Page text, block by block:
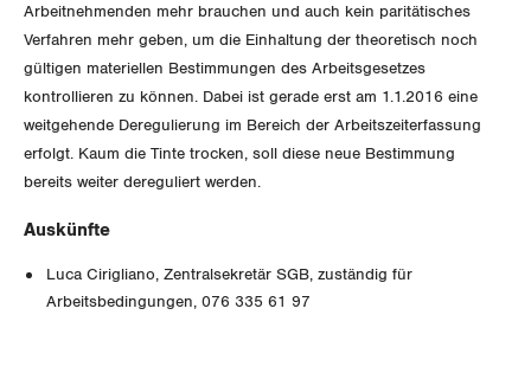
Bestellformular
Feministische Kommission
Jugendkommission
Migrationskommission
Rentner:innen-Kommission
KANTONALE BÜNDE
Genf
ANGESCHLOSSENE VERBÄNDE
OFFENE STELLEN
AGENDA
Medienmitteilungen
Dossier
Vernehmlassungen
Blog Daniel Lampart
Kontakt
Arbeitnehmenden mehr brauchen und auch kein paritätisches
Verfahren mehr geben, um die Einhaltung der theoretisch noch
gültigen materiellen Bestimmungen des Arbeitsgesetzes
kontrollieren zu können. Dabei ist gerade erst am 1.1.2016 eine
weitgehende Deregulierung im Bereich der Arbeitszeiterfassung
erfolgt. Kaum die Tinte trocken, soll diese neue Bestimmung
bereits weiter dereguliert werden.
Auskünfte
Luca Cirigliano, Zentralsekretär SGB, zuständig für
Arbeitsbedingungen, 076 335 61 97